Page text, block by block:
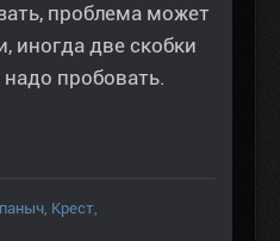
проблема может
иногда две скобки
пробовать.
, Крест,